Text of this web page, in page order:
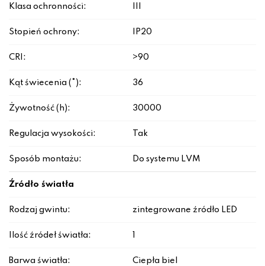
Klasa ochronności:
Stopień ochrony: IP20
CRI: >90
Kąt świecenia (°): 36
Żywotność (h): 30000
Regulacja wysokości: Tak
Sposób montażu: Do systemu LVM
Źródło światła
Rodzaj gwintu: zintegrowane źródło LED
Ilość źródeł światła:
Barwa światła: Ciepła biel